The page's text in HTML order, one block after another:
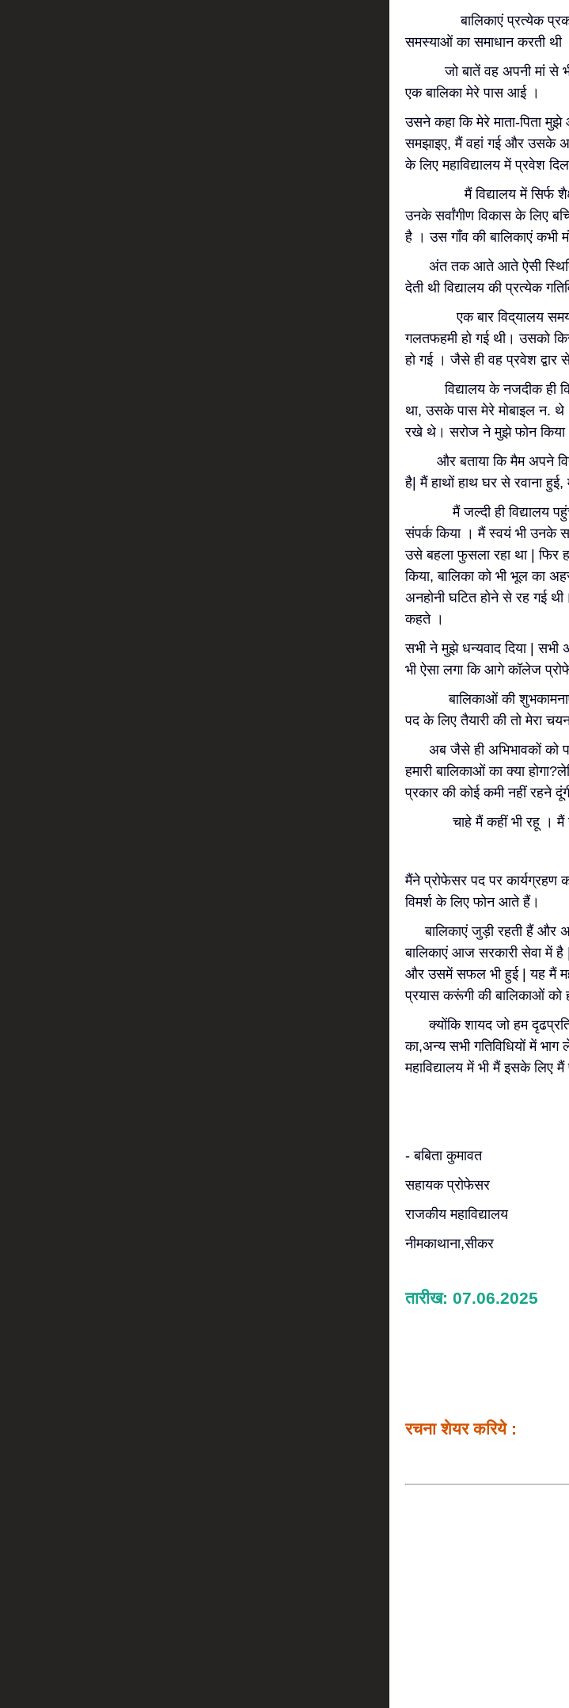
बालिकाएं प्रत्येक प्रकार
समस्याओं का समाधान करती थी
जो बातें वह अपनी मां से भी
एक बालिका मेरे पास आई ।
उसने कहा कि मेरे माता-पिता
समझाइए, मैं वहां गई और उसके
के लिए महाविद्यालय में प्रवेश
मैं विद्यालय में सिर्फ
उनके सर्वांगीण विकास के लिए
है । उस गाँव की बालिकाएं
अंत तक आते आते ऐसी स्थिति
देती थी विद्यालय की प्रत्येक
एक बार विद्‌यालय समय
गलत‌फहमी हो गई थी। उसको
हो गई । जैसे ही वह प्रवेश द्वार
वि‌द्यालय के नजदीक ही
था, उसके पास मेरे मोबाइल न. थे
रखे थे। सरोज ने मुझे फोन
और बताया कि मैम अपने
है| मैं हाथों हाथ घर से रवाना
मैं जल्दी ही वि‌द्यालय
संपर्क किया । मैं स्वयं भी उनके
उसे बहला फुसला रहा था |
किया, बालिका को भी भूल का
अनहोनी घटित होने से रह गई
कहते ।
सभी ने मुझे धन्यवाद दिया |
भी ऐसा लगा कि आगे कॉलेज
बालिकाओं की शुभकामनाएं,
पद के लिए तैयारी की तो मेरा
अब जैसे ही अभिभावकों को
हमारी बालिकाओं का क्या
प्रकार की कोई कमी नहीं रहने
चाहे मैं कहीं भी रहू । मैं
मैंने प्रोफेसर पद पर कार्यग्रहण
विमर्श के लिए फोन आते हैं।
बालिकाएं जुड़ी रहती हैं और
बालिकाएं आज सरकारी सेवा में
और उसमें सफल भी हुई | यह मैं
प्रयास करूंगी की बालिकाओं को
क्योंकि शायद जो हम
का,अन्य सभी गतिविधियों में
महाविद्यालय में भी मैं इसके लिए
- बबिता कुमावत
सहायक प्रोफेसर
राजकीय महाविद्यालय
नीमकाथाना,सीकर
तारीख: 07.06.2025
रचना शेयर करिये :